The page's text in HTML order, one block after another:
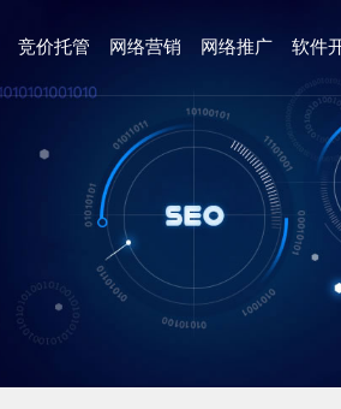
竞价托管 网络营销 网络推广 软件